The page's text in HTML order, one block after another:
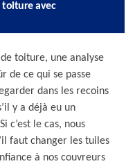
toiture avec
toiture, une analyse
de ce qui se passe
dans les recoins
y a déjà eu un
c’est le cas, nous
faut changer les tuiles
à nos couvreurs